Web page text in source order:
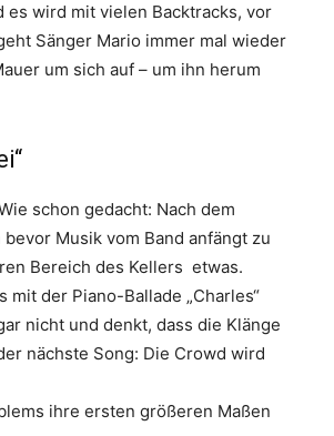
wird mit vielen Backtracks, vor
Sänger Mario immer mal wieder
um sich auf – um ihn herum
schon gedacht: Nach dem
Musik vom Band anfängt zu
Bereich des Kellers etwas.
der Piano-Ballade „Charles“
nicht und denkt, dass die Klänge
nächste Song: Die Crowd wird
ihre ersten größeren Maßen